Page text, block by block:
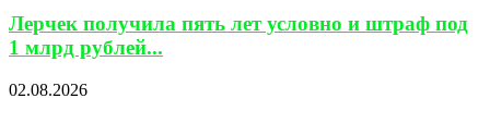
Лерчек получила пять лет условно и штраф под
1 млрд рублей...
02.08.2026